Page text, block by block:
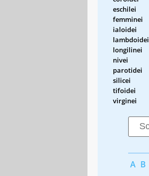
eschilei
femminei
ialoidei
lambdoidei
longilinei
nivei
parotidei
silicei
tifoidei
virginei
A B